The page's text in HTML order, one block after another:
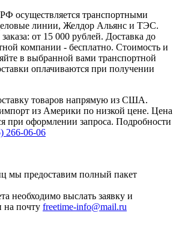
осуществляется транспортными
линии, Желдор Альянс и ТЭС.
от 15 000 рублей. Доставка до
компании - бесплатно. Стоимость и
в выбранной вами транспортной
оплачиваются при получении
товаров напрямую из США.
из Америки по низкой цене. Цена
при оформлении запроса. Подробности
266-06-06
мы предоставим полный пакет
необходимо выслать заявку и
на почту freetime-info@mail.ru